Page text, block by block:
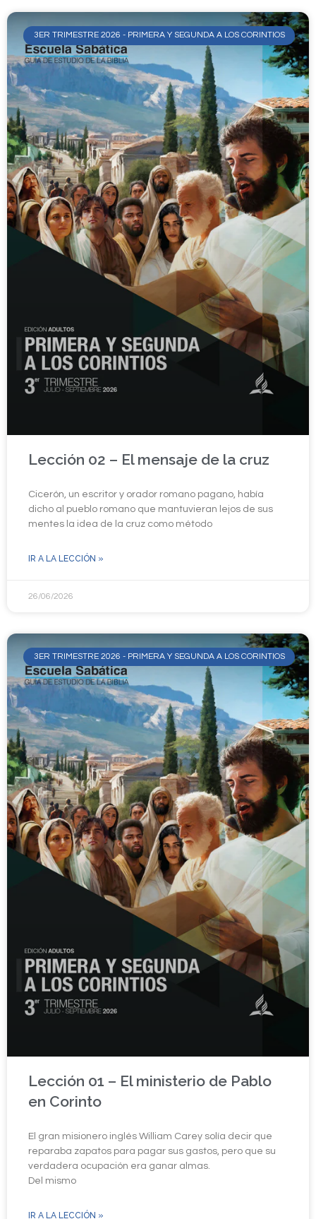
3ER TRIMESTRE 2026 - PRIMERA Y SEGUNDA A LOS CORINTIOS
Lección 02 – El mensaje de la cruz
Cicerón, un escritor y orador romano pagano, había
dicho al pueblo romano que mantuvieran lejos de sus
mentes la idea de la cruz como método
IR A LA LECCIÓN »
26/06/2026
3ER TRIMESTRE 2026 - PRIMERA Y SEGUNDA A LOS CORINTIOS
Lección 01 – El ministerio de Pablo
en Corinto
El gran misionero inglés William Carey solía decir que
reparaba zapatos para pagar sus gastos, pero que su
verdadera ocupación era ganar almas.
Del mismo
IR A LA LECCIÓN »